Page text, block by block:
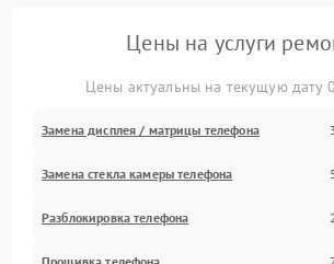
Цены на услуги
Цены актуальны на текущую дату
Замена дисплея / матрицы телефона
Замена стекла камеры телефона
Разблокировка телефона